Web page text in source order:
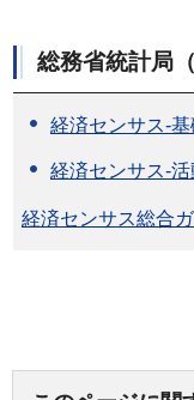
総務省統計局
経済センサス-基
経済センサス-活
経済センサス総合